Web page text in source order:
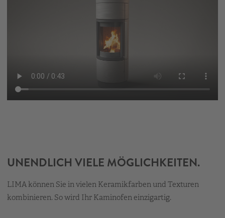
UNENDLICH VIELE MÖGLICHKEITEN.
LIMA können Sie in vielen Keramikfarben und Texturen
kombinieren. So wird Ihr Kaminofen einzigartig.